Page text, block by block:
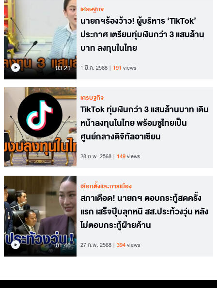
03.21
เศรษฐกิจ
นายกฯร้องว้าว! ผู้บริหาร ‘TikTok’
ประกาศ เตรียมทุ่มเงินกว่า 3 แสนล้าน
บาท ลงทุนในไทย
1 มี.ค. 2568 191 views
เศรษฐกิจ
TikTok ทุ่มเงินกว่า 3 แสนล้านบาท เดิน
หน้าลงทุนในไทย พร้อมชูไทยเป็น
ศูนย์กลางดิจิทัลอาเซียน
28 ก.พ. 2568 149views
01.46
เลือกตั้งและการเมือง
สภาเดือด! นายกฯ ตอบกระทู้สดครั้ง
แรก เสร็จปุ๊บลุกหนี สส.ประท้วงวุ่น หลัง
ไม่ตอบกระทู้ฝ่ายค้าน
27 ก.พ. 2568 394views